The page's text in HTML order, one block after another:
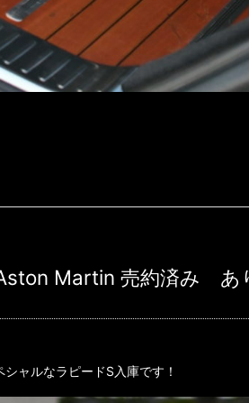
Martin 売約済み あ
ャルなラピードS入庫です！